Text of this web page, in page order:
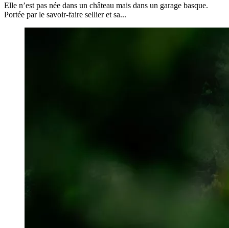
Elle n’est pas née dans un château mais dans un garage basque.
Portée par le savoir-faire sellier et sa...